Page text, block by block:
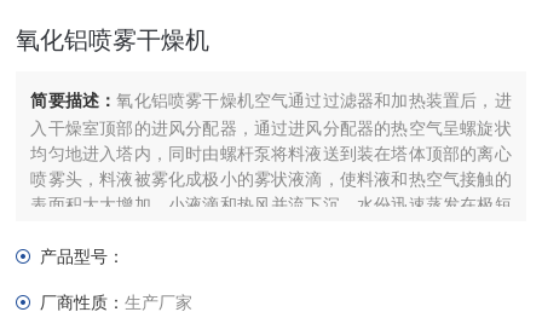
氧化铝喷雾干燥机
简要描述：氧化铝喷雾干燥机空气通过过滤器和加热装置后，进
入干燥室顶部的进风分配器，通过进风分配器的热空气呈螺旋状
均匀地进入塔内，同时由螺杆泵将料液送到装在塔体顶部的离心
喷雾头，料液被雾化成极小的雾状液滴，使料液和热空气接触的
表面积大大增加，小液滴和热风并流下沉，水份迅速蒸发在极短
排至外界。
产品型号：
厂商性质：生产厂家